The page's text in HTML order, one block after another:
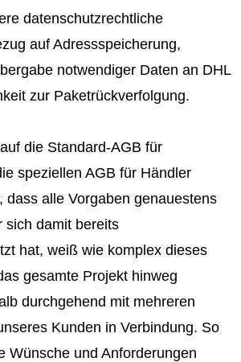
datenschutzrechtliche
auf Adressspeicherung,
notwendiger Daten an DHL
zur Paketrückverfolgung.
die Standard-AGB für
speziellen AGB für Händler
dass alle Vorgaben genauestens
sich damit bereits
hat, weiß wie komplex dieses
gesamte Projekt hinweg
durchgehend mit mehreren
Kunden in Verbindung. So
Wünsche und Anforderungen